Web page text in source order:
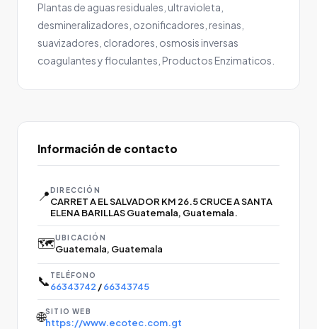
Plantas de aguas residuales, ultravioleta,
desmineralizadores, ozonificadores, resinas,
suavizadores, cloradores, osmosis inversas
coagulantes y floculantes, Productos Enzimaticos.
Información de contacto
📍DIRECCIÓN
CARRET A EL SALVADOR KM 26.5 CRUCE A SANTA
ELENA BARILLAS Guatemala, Guatemala.
🗺️UBICACIÓN
Guatemala, Guatemala
📞 TELÉFONO
66343742 /66343745
🌐SITIO WEB
https://www.ecotec.com.gt